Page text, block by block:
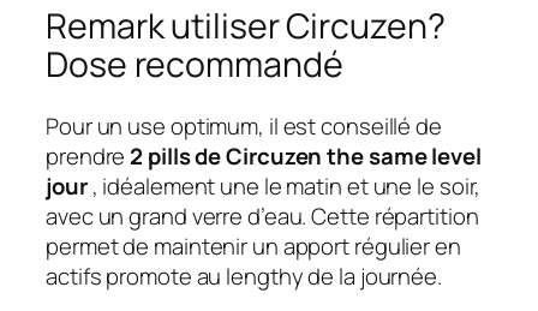
Remark utiliser Circuzen?
Dose recommandé
Pour un use optimum, il est conseillé de
prendre 2 pills de Circuzen the same level
jour, idéalement une le matin et une le soir,
avec un grand verre d’eau. Cette répartition
permet de maintenir un apport régulier en
actifs promote au lengthy de la journée.